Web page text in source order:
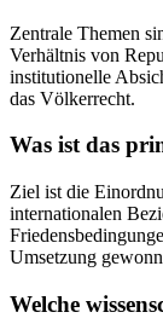
Zentrale Themen
Verhältnis von
institutionelle
das Völkerrecht.
Was ist das
Ziel ist die
internationalen
Umsetzung
Welche